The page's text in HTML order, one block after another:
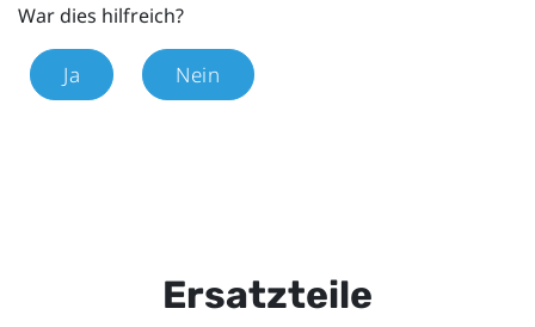
War dies hilfreich?
Ja Nein
Ersatzteile